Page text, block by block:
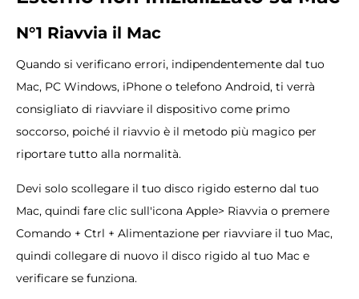
N°1 Riavvia il Mac
Quando si verificano errori, indipendentemente dal tuo
Mac, PC Windows, iPhone o telefono Android, ti verrà
consigliato di riavviare il dispositivo come primo
soccorso, poiché il riavvio è il metodo più magico per
riportare tutto alla normalità.
Devi solo scollegare il tuo disco rigido esterno dal tuo
Mac, quindi fare clic sull'icona Apple> Riavvia o premere
Comando + Ctrl + Alimentazione per riavviare il tuo Mac,
quindi collegare di nuovo il disco rigido al tuo Mac e
verificare se funziona.